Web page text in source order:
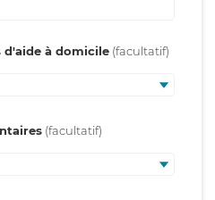
d'aide à domicile